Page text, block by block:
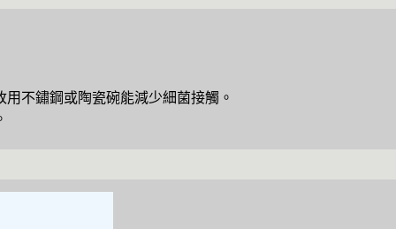
不鏽鋼或陶瓷碗能減少細菌接觸。